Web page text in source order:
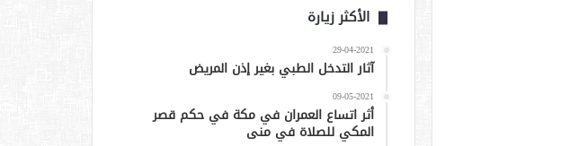
الأكثر زيارة
29-04-2021
آثار التدخل الطبي بغير إذن المريض
09-05-2021
أثر اتساع العمران في مكة في حكم قصر
المكي للصلاة في منى